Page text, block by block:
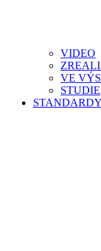
VIDEO
VE
STUDIE
STANDARDY